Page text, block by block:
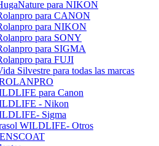
para NIKON
para CANON
para NIKON
para SONY
para SIGMA
para FUJI
Silvestre para todas las marcas
para Canon
- Nikon
Sigma
WILDLIFE- Otros